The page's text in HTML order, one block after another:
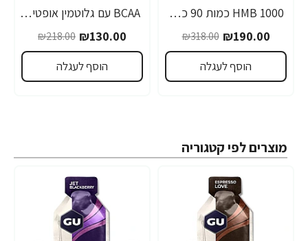
1000 HMB כמות 90 כמוסות מבית Optimum Nutrition
₪190.00
₪318.00
הוסף לעגלה
BCAA עם גלוטמין אופטימום פרו סירייס טעם אפרסק מנגו 390 גרם - מבית Optimum Nutrition
₪130.00
₪218.00
הוסף לעגלה
מוצרים לפי קטגוריה